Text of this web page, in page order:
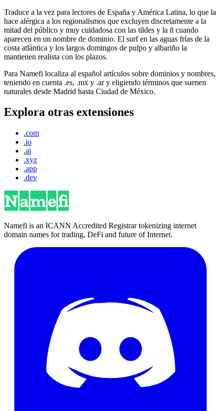
Traduce a la vez para lectores de España y América Latina, lo que la
hace alérgica a los regionalismos que excluyen discretamente a la
mitad del público y muy cuidadosa con las tildes y la ñ cuando
aparecen en un nombre de dominio. El surf en las aguas frías de la
costa atlántica y los largos domingos de pulpo y albariño la
mantienen realista con los plazos.
Para Namefi localiza al español artículos sobre dominios y nombres,
teniendo en cuenta .es, .mx y .ar y eligiendo términos que suenen
naturales desde Madrid hasta Ciudad de México.
Explora otras extensiones
.com
.io
.ai
.xyz
.app
.dev
Namefi is an ICANN Accredited Registrar tokenizing internet
domain names for trading, DeFi and future of Internet.